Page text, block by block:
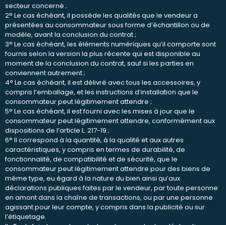
secteur concerné ;
2° Le cas échéant, il possède les qualités que le vendeur a
présentées au consommateur sous forme d’échantillon ou de
modèle, avant la conclusion du contrat ;
3° Le cas échéant, les éléments numériques qu’il comporte sont
fournis selon la version la plus récente qui est disponible au
moment de la conclusion du contrat, sauf si les parties en
conviennent autrement ;
4° Le cas échéant, il est délivré avec tous les accessoires, y
compris l’emballage, et les instructions d’installation que le
consommateur peut légitimement attendre ;
5° Le cas échéant, il est fourni avec les mises à jour que le
consommateur peut légitimement attendre, conformément aux
dispositions de l’article L. 217-19 ;
6° Il correspond à la quantité, à la qualité et aux autres
caractéristiques, y compris en termes de durabilité, de
fonctionnalité, de compatibilité et de sécurité, que le
consommateur peut légitimement attendre pour des biens de
même type, eu égard à la nature du bien ainsi qu’aux
déclarations publiques faites par le vendeur, par toute personne
en amont dans la chaîne de transactions, ou par une personne
agissant pour leur compte, y compris dans la publicité ou sur
l’étiquetage.